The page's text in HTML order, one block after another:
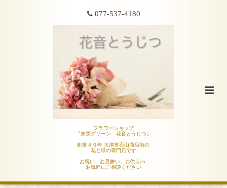
077-537-4180
フラワーショップ
『東実グリーン 花音とうじつ』
創業４９年 大津市石山商店街の
花と緑の専門店です
お祝い、お見舞い、お供えetc.
お気軽にご相談ください